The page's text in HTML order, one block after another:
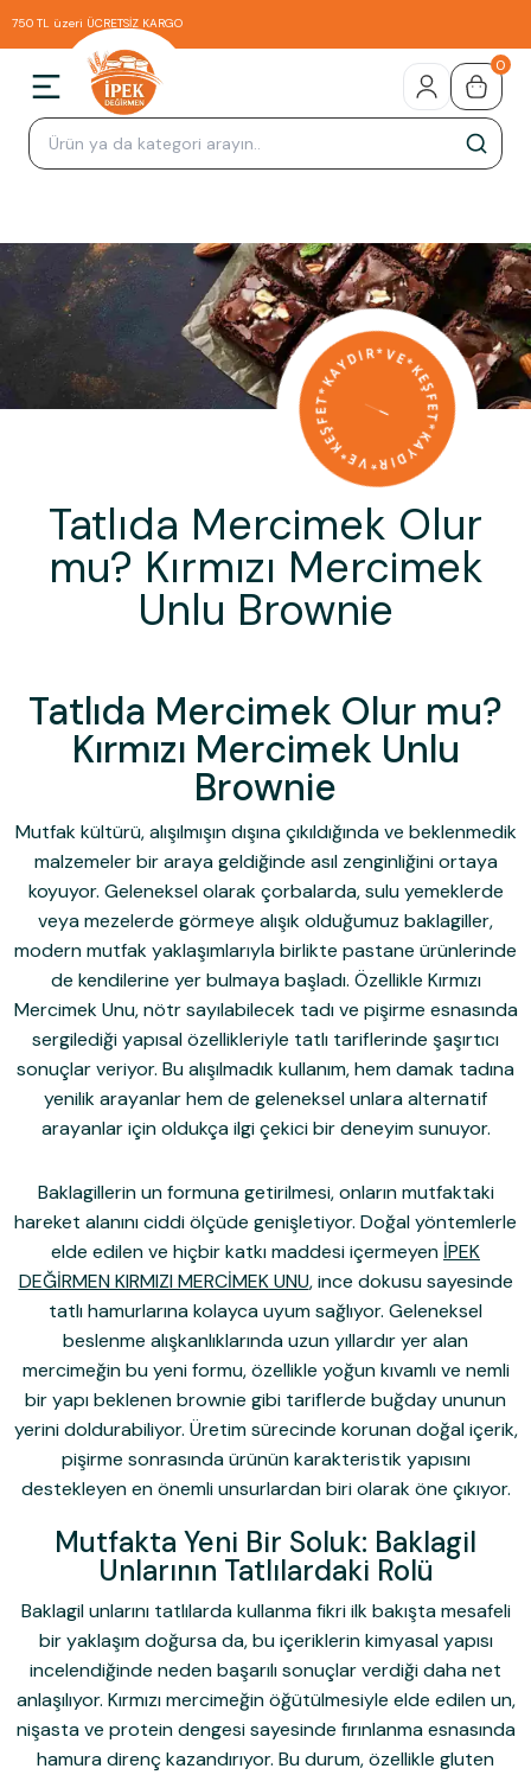
750 TL üzeri ÜCRETSİZ KARGO
0
Tatlıda Mercimek Olur
mu? Kırmızı Mercimek
Unlu Brownie
Tatlıda Mercimek Olur mu?
Kırmızı Mercimek Unlu
Brownie
Mutfak kültürü, alışılmışın dışına çıkıldığında ve beklenmedik
malzemeler bir araya geldiğinde asıl zenginliğini ortaya
koyuyor. Geleneksel olarak çorbalarda, sulu yemeklerde
veya mezelerde görmeye alışık olduğumuz baklagiller,
modern mutfak yaklaşımlarıyla birlikte pastane ürünlerinde
de kendilerine yer bulmaya başladı. Özellikle Kırmızı
Mercimek Unu, nötr sayılabilecek tadı ve pişirme esnasında
sergilediği yapısal özellikleriyle tatlı tariflerinde şaşırtıcı
sonuçlar veriyor. Bu alışılmadık kullanım, hem damak tadına
yenilik arayanlar hem de geleneksel unlara alternatif
arayanlar için oldukça ilgi çekici bir deneyim sunuyor.
Baklagillerin un formuna getirilmesi, onların mutfaktaki
hareket alanını ciddi ölçüde genişletiyor. Doğal yöntemlerle
elde edilen ve hiçbir katkı maddesi içermeyen İPEK
DEĞİRMEN KIRMIZI MERCİMEK UNU, ince dokusu sayesinde
tatlı hamurlarına kolayca uyum sağlıyor. Geleneksel
beslenme alışkanlıklarında uzun yıllardır yer alan
mercimeğin bu yeni formu, özellikle yoğun kıvamlı ve nemli
bir yapı beklenen brownie gibi tariflerde buğday ununun
yerini doldurabiliyor. Üretim sürecinde korunan doğal içerik,
pişirme sonrasında ürünün karakteristik yapısını
destekleyen en önemli unsurlardan biri olarak öne çıkıyor.
Mutfakta Yeni Bir Soluk: Baklagil
Unlarının Tatlılardaki Rolü
Baklagil unlarını tatlılarda kullanma fikri ilk bakışta mesafeli
bir yaklaşım doğursa da, bu içeriklerin kimyasal yapısı
incelendiğinde neden başarılı sonuçlar verdiği daha net
anlaşılıyor. Kırmızı mercimeğin öğütülmesiyle elde edilen un,
nişasta ve protein dengesi sayesinde fırınlanma esnasında
hamura direnç kazandırıyor. Bu durum, özellikle gluten